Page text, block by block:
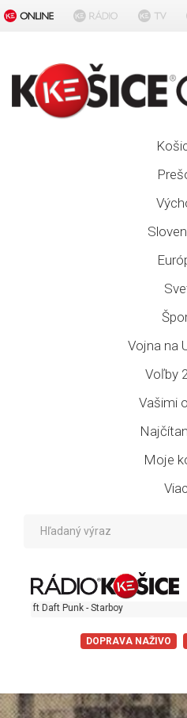
Vojna na
Voľby
Vašimi
Moje
Viac
DOPRAVA NAŽIVO